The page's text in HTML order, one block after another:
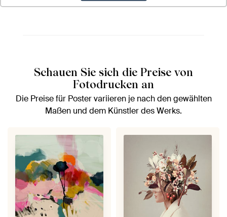
Schauen Sie sich die Preise von
Fotodrucken an
Die Preise für Poster variieren je nach den gewählten
Maßen und dem Künstler des Werks.